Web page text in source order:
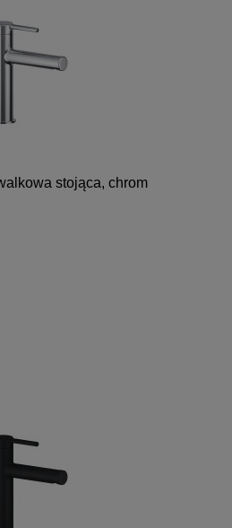
stojąca, chrom